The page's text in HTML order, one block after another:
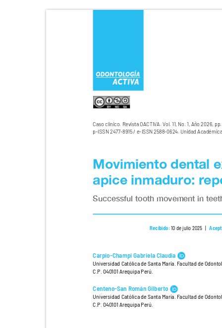
Caso clínico. Revista OACTIVA. Vol. 11, No. 1, Año 2026,
p-ISSN 2477-8915 / e-ISSN 2588-0624. Unidad
Movimiento dental
apice inmaduro:
Successful tooth movement in
Recibido:10 de julio 2025
Carpio-Champi Gabriela Claudia
Universidad Católica de Santa María. Facultad de
C.P. 040101 Arequipa Perú.
Centeno-San Román Gilberto
Universidad Católica de Santa María. Facultad de
C.P. 040101 Arequipa Perú.